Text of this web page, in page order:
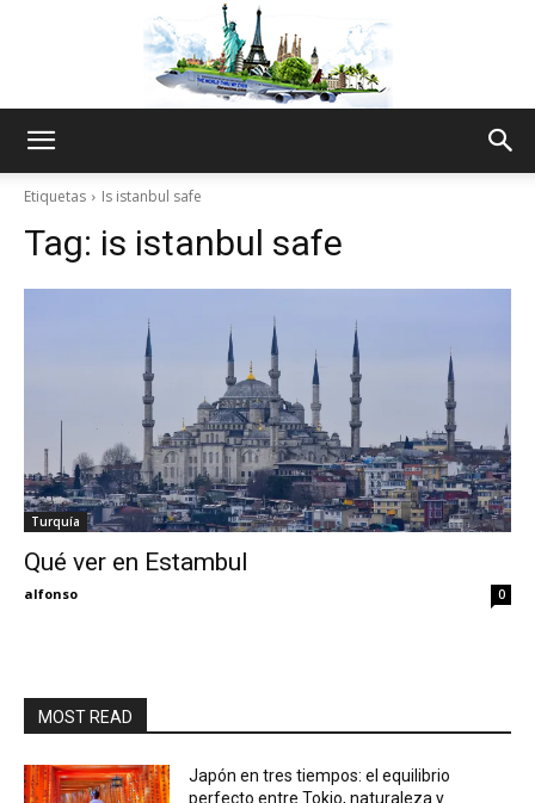
Thru
My
Etiquetas Is istanbul safe
Tag: is istanbul safe
Turquía
Qué ver en Estambul
alfonso 0
MOST READ
Japón en tres tiempos: el equilibrio
perfecto entre Tokio, naturaleza y